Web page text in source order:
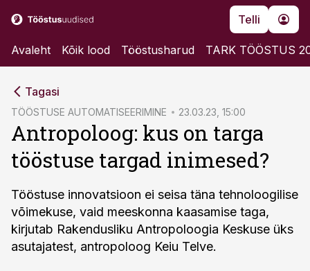
Telli
Avaleht Kõik lood Tööstusharud TARK TÖÖSTUS
Tagasi
TÖÖSTUSE AUTOMATISEERIMINE 23.03.23, 15:00
Antropoloog: kus on targa
tööstuse targad inimesed?
Tööstuse innovatsioon ei seisa täna tehnoloogilise
võimekuse, vaid meeskonna kaasamise taga,
kirjutab Rakendusliku Antropoloogia Keskuse üks
asutajatest, antropoloog Keiu Telve.